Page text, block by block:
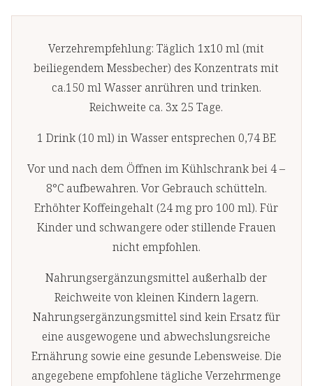
Verzehrempfehlung: Täglich 1x10 ml (mit
beiliegendem Messbecher) des Konzentrats mit
ca.150 ml Wasser anrühren und trinken.
Reichweite ca. 3x 25 Tage.
1 Drink (10 ml) in Wasser entsprechen 0,74 BE
Vor und nach dem Öffnen im Kühlschrank bei 4 –
8°C aufbewahren. Vor Gebrauch schütteln.
Erhöhter Koffeingehalt (24 mg pro 100 ml). Für
Kinder und schwangere oder stillende Frauen
nicht empfohlen.
Nahrungsergänzungsmittel außerhalb der
Reichweite von kleinen Kindern lagern.
Nahrungsergänzungsmittel sind kein Ersatz für
eine ausgewogene und abwechslungsreiche
Ernährung sowie eine gesunde Lebensweise. Die
angegebene empfohlene tägliche Verzehrmenge